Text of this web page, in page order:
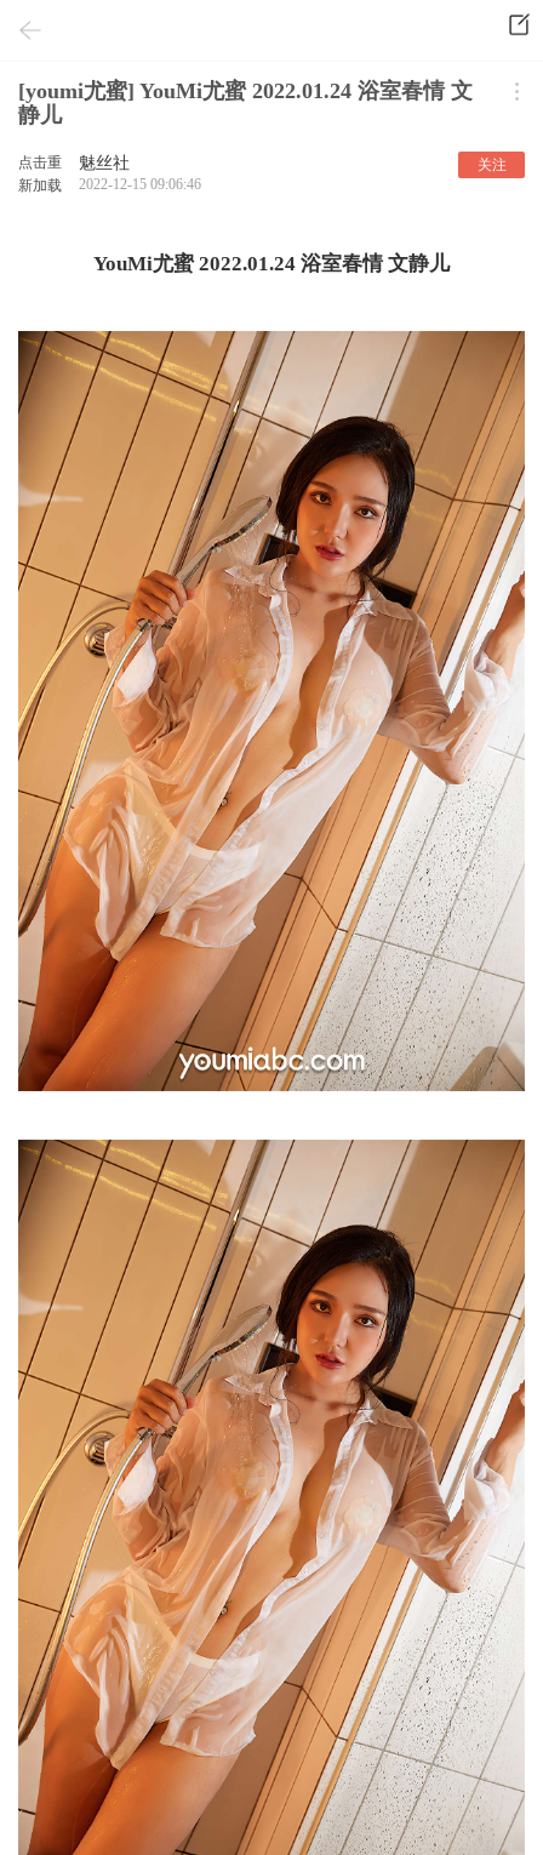
[youmi尤蜜] YouMi尤蜜 2022.01.24 浴室春情 文
静儿
点击重
新加载
魅丝社
2022-12-15 09:06:46
关注
YouMi尤蜜 2022.01.24 浴室春情 文静儿